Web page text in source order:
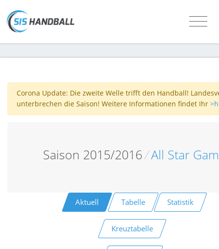
Corona Update: Die zweite Welle trifft den Handball!
unterbrechen die Saison! Weitere Informationen findet Ihr
Saison 2015/2016/All Star
Aktuell Tabelle Statistik
Kreuztabelle